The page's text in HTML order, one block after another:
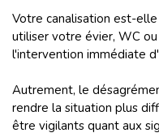
Votre canalisation est-
utiliser votre évier, WC
l'intervention immédiate
Autrement, le
rendre la situation plus
être vigilants quant aux